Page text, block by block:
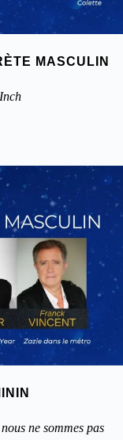
MASCULIN
ne sommes pas